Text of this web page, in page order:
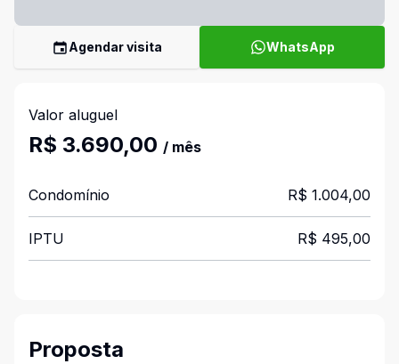
Agendar visita WhatsApp
Valor aluguel
R$ 3.690,00 / mês
Condomínio R$ 1.004,00
IPTU R$ 495,00
Proposta